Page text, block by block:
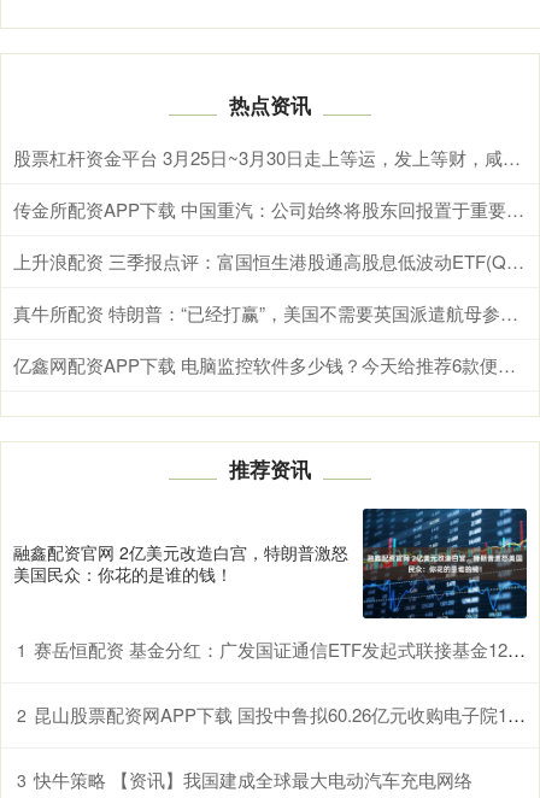
热点资讯
股票杠杆资金平台 3月25日~3月30日走上等运，发上等财，咸鱼翻身的生肖
传金所配资APP下载 中国重汽：公司始终将股东回报置于重要位置
上升浪配资 三季报点评：富国恒生港股通高股息低波动ETF(QDII)基金季度涨幅1.96%
真牛所配资 特朗普：“已经打赢”，美国不需要英国派遣航母参与对伊朗军事行动
亿鑫网配资APP下载 电脑监控软件多少钱？今天给推荐6款便宜好用的电脑监控软件,求收藏！
推荐资讯
融鑫配资官网 2亿美元改造白宫，特朗普激怒
美国民众：你花的是谁的钱！
1 赛岳恒配资 基金分红：广发国证通信ETF发起式联接基金12月3日分红
2 昆山股票配资网APP下载 国投中鲁拟60.26亿元收购电子院100%股份
3 快牛策略 【资讯】我国建成全球最大电动汽车充电网络